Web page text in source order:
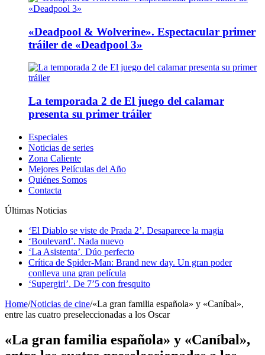
«Deadpool & Wolverine». Espectacular primer
tráiler de «Deadpool 3»
La temporada 2 de El juego del calamar
presenta su primer tráiler
Especiales
Noticias de series
Zona Caliente
Mejores Películas del Año
Quiénes Somos
Contacta
Últimas Noticias
‘El Diablo se viste de Prada 2’. Desaparece la magia
‘Boulevard’. Nada nuevo
‘La Asistenta’. Dúo perfecto
Crítica de Spider-Man: Brand new day. Un gran poder
conlleva una gran película
‘Supergirl’. De 7’5 con fresquito
Home/Noticias de cine/«La gran familia española» y «Caníbal»,
entre las cuatro preseleccionadas a los Oscar
«La gran familia española» y «Caníbal»,